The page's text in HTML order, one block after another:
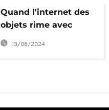
Quand l'internet des
objets rime avec
explosion de la cyber-
criminalité
13/08/2024